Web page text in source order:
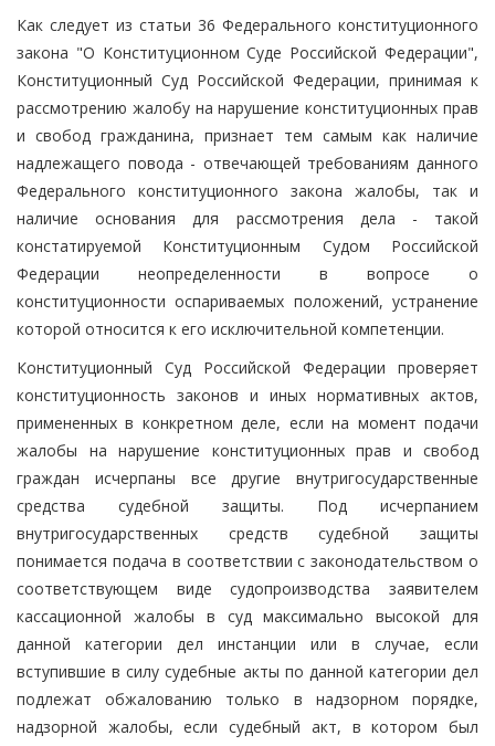
Как следует из статьи 36 Федерального конституционного
закона "О Конституционном Суде Российской Федерации",
Конституционный Суд Российской Федерации, принимая к
рассмотрению жалобу на нарушение конституционных прав
и свобод гражданина, признает тем самым как наличие
надлежащего повода - отвечающей требованиям данного
Федерального конституционного закона жалобы, так и
наличие основания для рассмотрения дела - такой
констатируемой Конституционным Судом Российской
Федерации неопределенности в вопросе о
конституционности оспариваемых положений, устранение
которой относится к его исключительной компетенции.
Конституционный Суд Российской Федерации проверяет
конституционность законов и иных нормативных актов,
примененных в конкретном деле, если на момент подачи
жалобы на нарушение конституционных прав и свобод
граждан исчерпаны все другие внутригосударственные
средства судебной защиты. Под исчерпанием
внутригосударственных средств судебной защиты
понимается подача в соответствии с законодательством о
соответствующем виде судопроизводства заявителем
кассационной жалобы в суд максимально высокой для
данной категории дел инстанции или в случае, если
вступившие в силу судебные акты по данной категории дел
подлежат обжалованию только в надзорном порядке,
надзорной жалобы, если судебный акт, в котором был